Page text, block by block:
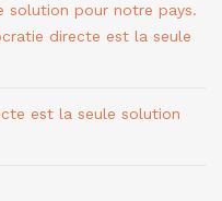
solution pour notre pays.
directe est la seule
est la seule solution